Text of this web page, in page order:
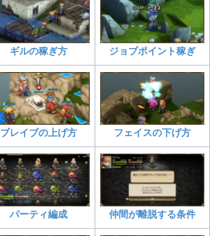
ギルの稼ぎ方 ジョブポイント稼ぎ
ブレイブの上げ方 フェイスの下げ方
パーティ編成 仲間が離脱する条件